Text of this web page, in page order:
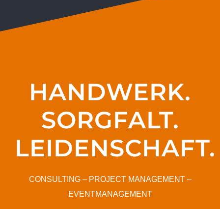
HANDWERK.
SORGFALT.
LEIDENSCHAFT.
CONSULTING – PROJECT MANAGEMENT –
EVENTMANAGEMENT